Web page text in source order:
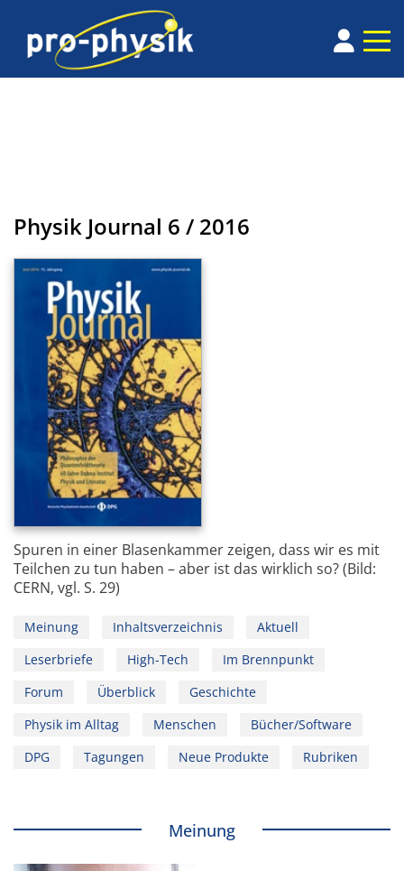
Physik Journal 6 / 2016
Spuren in einer Blasenkammer zeigen, dass wir es mit
Teilchen zu tun haben – aber ist das wirklich so? (Bild:
CERN, vgl. S. 29)
Meinung Inhaltsverzeichnis
Aktuell
Leserbriefe
High-Tech
Im Brennpunkt
Forum
Überblick
Geschichte
Physik im Alltag
Menschen
Bücher/Software
DPG
Tagungen Neue Produkte Rubriken
Meinung